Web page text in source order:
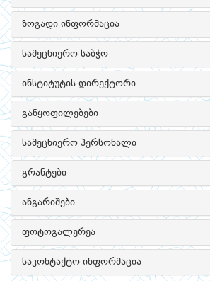
ზოგადი ინფორმაცია
სამეცნიერო საბჭო
ინსტიტუტის დირექტორი
განყოფილებები
სამეცნიერო პერსონალი
გრანტები
ანგარიშები
ფოტოგალერეა
საკონტაქტო ინფორმაცია